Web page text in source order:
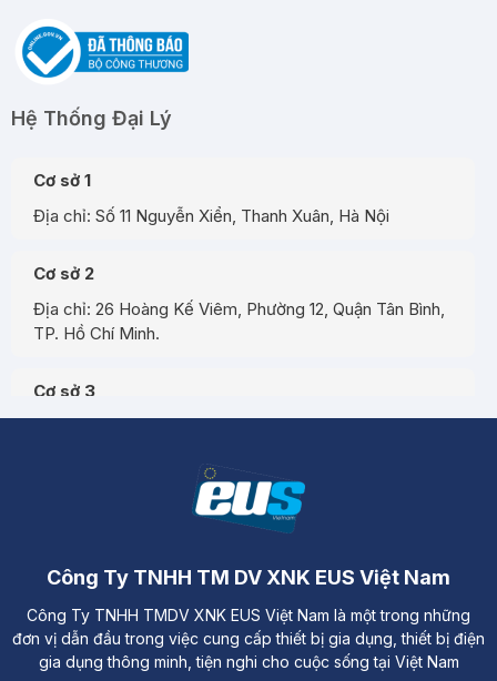
Hệ Thống Đại Lý
Cơ sở 1
Địa chỉ: Số 11 Nguyễn Xiển, Thanh Xuân, Hà Nội
Cơ sở 2
Địa chỉ: 26 Hoàng Kế Viêm, Phường 12, Quận Tân Bình,
TP. Hồ Chí Minh.
Cơ sở 3
Công Ty TNHH TM DV XNK EUS Việt Nam
Công Ty TNHH TMDV XNK EUS Việt Nam là một trong những
đơn vị dẫn đầu trong việc cung cấp thiết bị gia dụng, thiết bị điện
gia dụng thông minh, tiện nghi cho cuộc sống tại Việt Nam